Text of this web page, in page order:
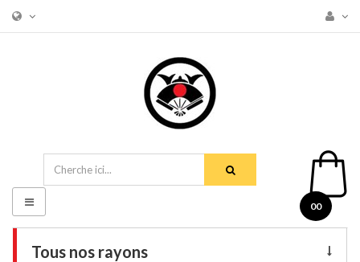
00
Tous nos rayons
Basculer
la
navigation